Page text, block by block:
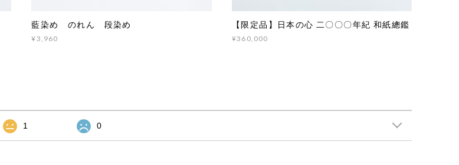
藍染め のれん 段染め
¥3,960
【限定品】日本の心 二〇〇〇年紀 和紙總鑑
¥360,000
1 0